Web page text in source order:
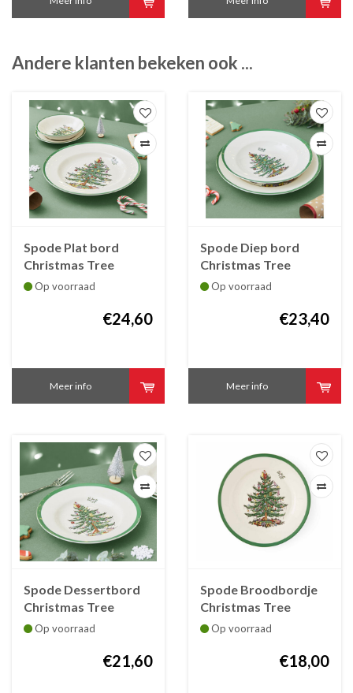
Andere klanten bekeken ook ...
Spode Plat bord
Christmas Tree
faïence 27 cm
Op voorraad
€24,60
Meer info
Spode Diep bord
Christmas Tree
faïence 23 cm
Op voorraad
€23,40
Meer info
Spode Dessertbord
Christmas Tree
faïence 20 cm
Op voorraad
€21,60
Spode Broodbordje
Christmas Tree
faïence 15 cm
Op voorraad
€18,00